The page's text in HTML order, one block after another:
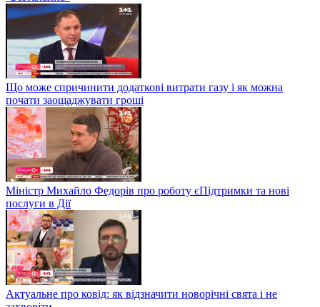
Що може спричинити додаткові витрати газу і як можна
почати заощаджувати гроші
Міністр Михайло Федорів про роботу єПідтримки та нові
послуги в Дії
Актуальне про ковід: як відзначити новорічні свята і не